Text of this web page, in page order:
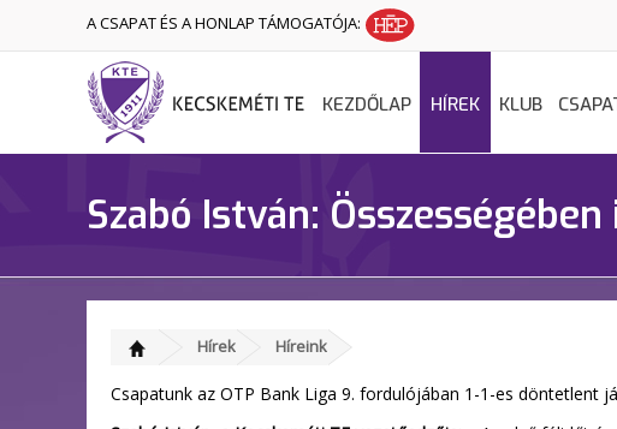
A CSAPAT ÉS A HONLAP TÁMOGATÓJA:
KEZDŐLAP HÍREK KLUB
Szabó István:
Hírek Híreink
Csapatunk az OTP Bank Liga 9. fordulójában 1-1-es döntetlent